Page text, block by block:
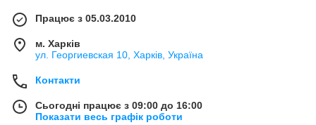
Працює з 05.03.2010
м. Харків
ул. Георгиевская 10, Харків, Україна
Контакти
Сьогодні працює з 09:00 до 16:00
Показати весь графік роботи